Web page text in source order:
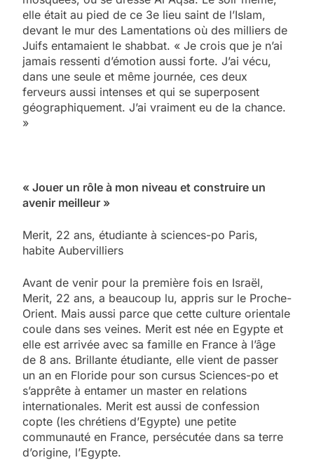
elle était au pied de ce 3e lieu saint de l’Islam,
devant le mur des Lamentations où des milliers de
Juifs entamaient le shabbat. « Je crois que je n’ai
jamais ressenti d’émotion aussi forte. J’ai vécu,
dans une seule et même journée, ces deux
ferveurs aussi intenses et qui se superposent
géographiquement. J’ai vraiment eu de la chance.
»
« Jouer un rôle à mon niveau et construire un
avenir meilleur »
Merit, 22 ans, étudiante à sciences-po Paris,
habite Aubervilliers
Avant de venir pour la première fois en Israël,
Merit, 22 ans, a beaucoup lu, appris sur le Proche-
Orient. Mais aussi parce que cette culture orientale
coule dans ses veines. Merit est née en Egypte et
elle est arrivée avec sa famille en France à l’âge
de 8 ans. Brillante étudiante, elle vient de passer
un an en Floride pour son cursus Sciences-po et
s’apprête à entamer un master en relations
internationales. Merit est aussi de confession
copte (les chrétiens d’Egypte) une petite
communauté en France, persécutée dans sa terre
d’origine, l’Egypte.